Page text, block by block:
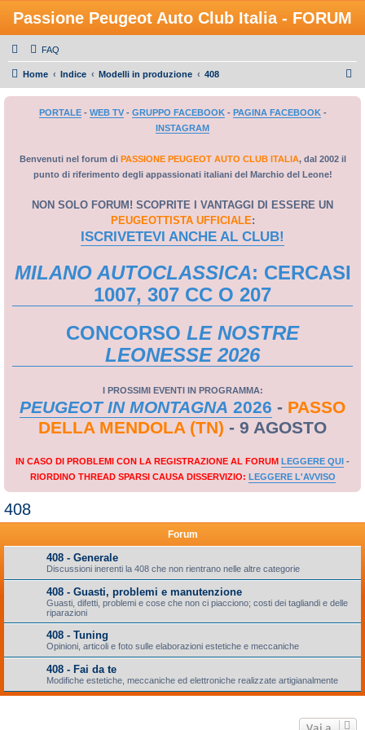
Passione Peugeot Auto Club Italia - FORUM
FAQ
Home Indice Modelli in produzione 408
PORTALE- WEB TV- GRUPPO FACEBOOK- PAGINA FACEBOOK-
INSTAGRAM
Benvenuti nel forum di PASSIONE PEUGEOT AUTO CLUB ITALIA, dal 2002 il
punto di riferimento degli appassionati italiani del Marchio del Leone!
NON SOLO FORUM! SCOPRITE I VANTAGGI DI ESSERE UN
PEUGEOTTISTA UFFICIALE:
ISCRIVETEVI ANCHE AL CLUB!
MILANO AUTOCLASSICA: CERCASI
1007, 307 CC O 207
CONCORSO LE NOSTRE
LEONESSE 2026
I PROSSIMI EVENTI IN PROGRAMMA:
PEUGEOT IN MONTAGNA 2026 - PASSO
DELLA MENDOLA (TN) - 9 AGOSTO
IN CASO DI PROBLEMI CON LA REGISTRAZIONE AL FORUM LEGGERE QUI -
RIORDINO THREAD SPARSI CAUSA DISSERVIZIO: LEGGERE L'AVVISO
408
Forum
408 - Generale
Discussioni inerenti la 408 che non rientrano nelle altre categorie
408 - Guasti, problemi e manutenzione
Guasti, difetti, problemi e cose che non ci piacciono; costi dei tagliandi e delle
riparazioni
408 - Tuning
Opinioni, articoli e foto sulle elaborazioni estetiche e meccaniche
408 - Fai da te
Modifiche estetiche, meccaniche ed elettroniche realizzate artigianalmente